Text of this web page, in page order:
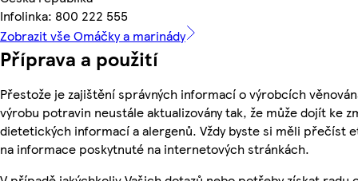
Infolinka: 800 222 555
Zobrazit vše Omáčky a marinády
Příprava a použití
Přestože je zajištění správných informací o výrobcích
výrobu potravin neustále aktualizovány tak, že může dojít ke
dietetických informací a alergenů. Vždy byste si měli přečíst
na informace poskytnuté na internetových stránkách.